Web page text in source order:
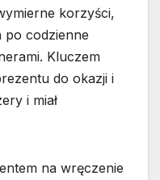
korzyści,
codzienne
Kluczem
do okazji i
i miał
na wręczenie